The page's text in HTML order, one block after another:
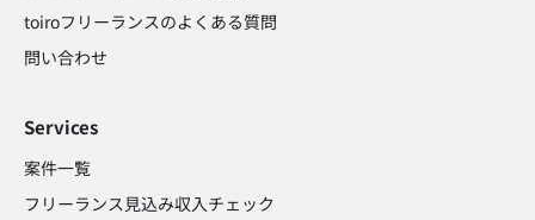
toiroフリーランスのよくある質問
問い合わせ​
Services
案件一覧
フリーランス見込み収入チェック​